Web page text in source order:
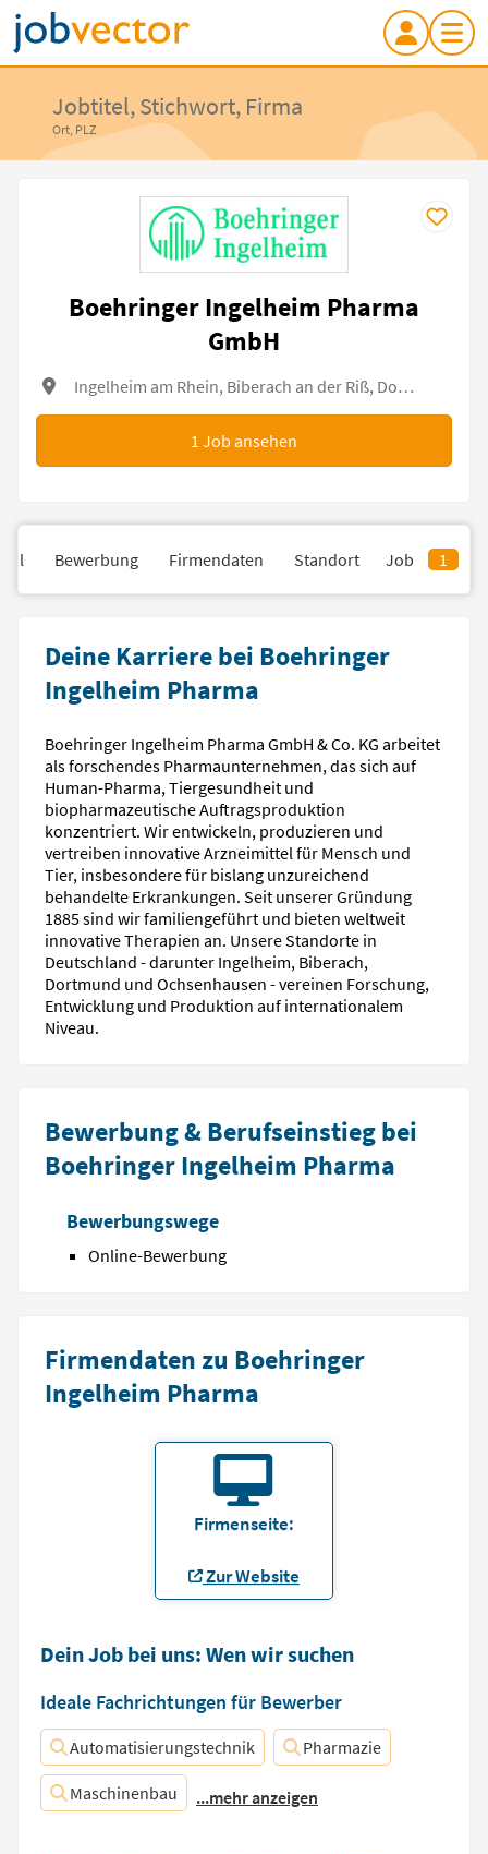
Jobtitel, Stichwort, Firma
Ort, PLZ
Boehringer Ingelheim Pharma
GmbH
Ingelheim am Rhein, Biberach an der Riß, Dortmund, Ochsenhausen
1 Job ansehen
Bewerbung Firmendaten Standort Job 1
Deine Karriere bei Boehringer
Ingelheim Pharma
Boehringer Ingelheim Pharma GmbH & Co. KG arbeitet
als forschendes Pharmaunternehmen, das sich auf
Human-Pharma, Tiergesundheit und
biopharmazeutische Auftragsproduktion
konzentriert. Wir entwickeln, produzieren und
vertreiben innovative Arzneimittel für Mensch und
Tier, insbesondere für bislang unzureichend
behandelte Erkrankungen. Seit unserer Gründung
1885 sind wir familiengeführt und bieten weltweit
innovative Therapien an. Unsere Standorte in
Deutschland - darunter Ingelheim, Biberach,
Dortmund und Ochsenhausen - vereinen Forschung,
Entwicklung und Produktion auf internationalem
Niveau.
Bewerbung & Berufseinstieg bei
Boehringer Ingelheim Pharma
Bewerbungswege
Online-Bewerbung
Firmendaten zu Boehringer
Ingelheim Pharma
Firmenseite:
Zur Website
Dein Job bei uns: Wen wir suchen
Ideale Fachrichtungen für Bewerber
Automatisierungstechnik Pharmazie
Maschinenbau ...mehr anzeigen